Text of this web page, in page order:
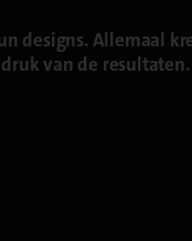
designs. Allemaal
van de